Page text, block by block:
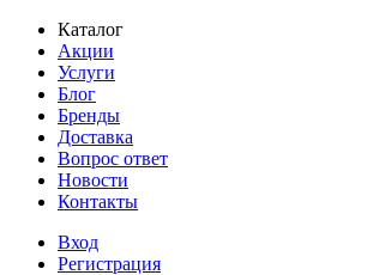
Каталог
Акции
Услуги
Блог
Бренды
Доставка
Вопрос ответ
Новости
Контакты
Вход
Регистрация